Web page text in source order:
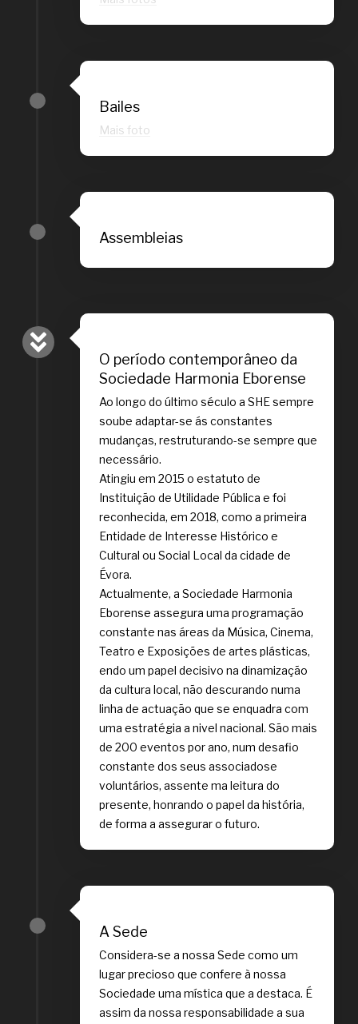
Bailes
Mais foto
Assembleias
O período contemporâneo da
Sociedade Harmonia Eborense
Ao longo do último século a SHE sempre
soube adaptar-se ás constantes
mudanças, restruturando-se sempre que
necessário.
Atingiu em 2015 o estatuto de
Instituição de Utilidade Pública e foi
reconhecida, em 2018, como a primeira
Entidade de Interesse Histórico e
Cultural ou Social Local da cidade de
Évora.
Actualmente, a Sociedade Harmonia
Eborense assegura uma programação
constante nas áreas da Música, Cinema,
Teatro e Exposições de artes plásticas,
endo um papel decisivo na dinamização
da cultura local, não descurando numa
linha de actuação que se enquadra com
uma estratégia a nivel nacional. São mais
de 200 eventos por ano, num desafio
constante dos seus associadose
voluntários, assente ma leitura do
presente, honrando o papel da história,
de forma a assegurar o futuro.
A Sede
Considera-se a nossa Sede como um
lugar precioso que confere à nossa
Sociedade uma mística que a destaca. É
assim da nossa responsabilidade a sua